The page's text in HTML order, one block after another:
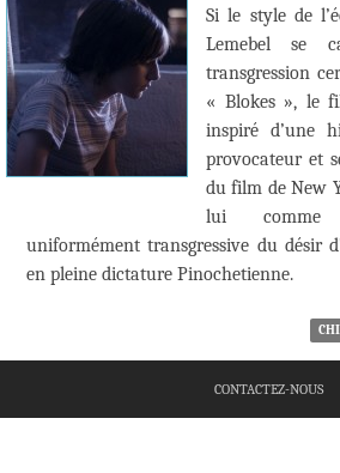
Si le style de
Lemebel se
transgression
« Blokes », le
inspiré d’une
provocateur et
du film de New
lui comme
uniformément transgressive du désir
en pleine dictature Pinochetienne.
CONTACTEZ-NOUS